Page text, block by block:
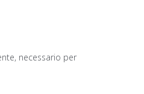
necessario per